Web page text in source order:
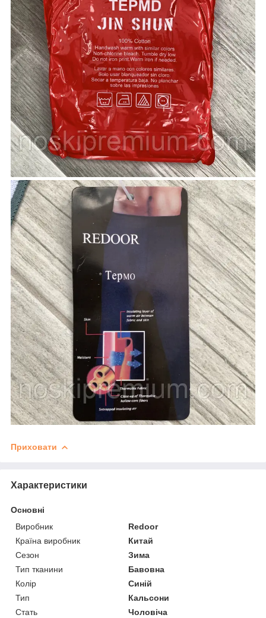
Приховати
Характеристики
Основні
Виробник
Redoor
Країна виробник
Китай
Сезон
Зима
Тип тканини
Бавовна
Колір
Синій
Тип
Кальсони
Стать
Чоловіча